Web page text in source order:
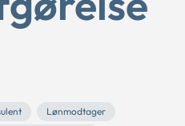
Lønmodtager